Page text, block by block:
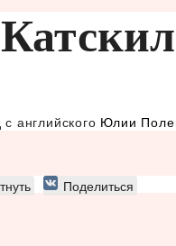
с английского Юлии
Поделиться